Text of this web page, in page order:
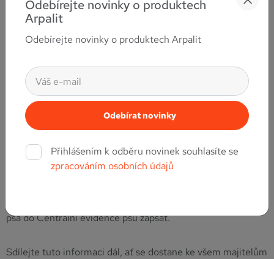
může být očipovaný, ale přesto nemusí být zapsaný v nové
Centrální evidenci psů.
zaregistrován. U štěňat se zápis provede při čipování, u psů,
které už máte doma, nejpozději při nejbližším očkování proti
vzteklině.
majitele.
psa do Centrální evidence psů zapsat.
Sdílejte tuto informaci dál, ať se dostane ke všem majitelům
Odebírejte novinky o produktech
Arpalit
Odebírejte novinky o produktech Arpalit
Přihlášením k odběru novinek souhlasíte se
zpracováním osobních údajů